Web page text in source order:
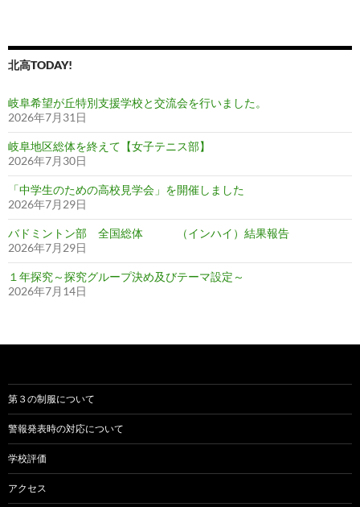
北高TODAY!
岐阜希望が丘特別支援学校と交流会を行いました。
2026年7月31日
岐阜地区総体を終えて【女子テニス部】
2026年7月30日
「中学生のための高校見学会」を開催しました
2026年7月29日
バドミントン部 全国総体 （インハイ）結果報告
2026年7月29日
１年探究～探究グループ決め及びテーマ設定～
2026年7月14日
第３の制服について
警報発表時の対応について
学校評価
アクセス